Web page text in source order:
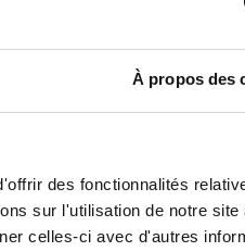
À propos des
des fonctionnalités
sur l'utilisation de notre site
celles-ci avec d'autres
(2 avis)
24h (jours ouvrés) / Retour
en 1884 est la plus
Le design de cet
changé depuis plus de
"C'est un arrosoir
et à basculer, tout en
ce produit de grande
et avis ci-dessous.